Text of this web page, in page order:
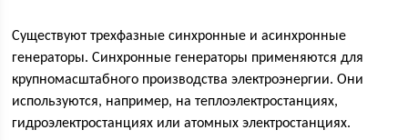
Существуют трехфазные синхронные и асинхронные
генераторы. Синхронные генераторы применяются для
крупномасштабного производства электроэнергии. Они
используются, например, на теплоэлектростанциях,
гидроэлектростанциях или атомных электростанциях.